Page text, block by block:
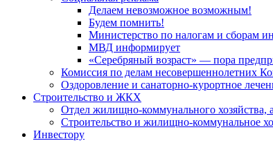
Делаем невозможное возможным!
Будем помнить!
Министерство по налогам и сборам
МВД информирует
«Серебряный возраст» — пора
Комиссия по делам несовершеннолетних
Оздоровление и санаторно-курортное
Строительство и ЖКХ
Отдел жилищно-коммунального хозяйства,
Строительство и жилищно-коммунальное
Инвестору